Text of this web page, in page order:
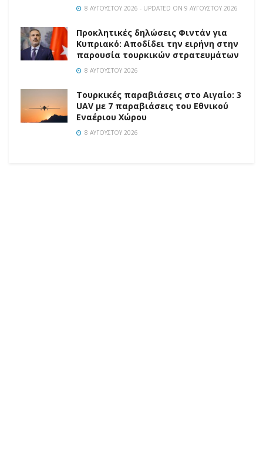
8 ΑΥΓΟΎΣΤΟΥ 2026 - UPDATED ON 9 ΑΥΓΟΎΣΤΟΥ 2026
Προκλητικές δηλώσεις Φιντάν για
Κυπριακό: Αποδίδει την ειρήνη στην
παρουσία τουρκικών στρατευμάτων
8 ΑΥΓΟΎΣΤΟΥ 2026
Τουρκικές παραβιάσεις στο Αιγαίο: 3
UAV με 7 παραβιάσεις του Εθνικού
Εναέριου Χώρου
8 ΑΥΓΟΎΣΤΟΥ 2026